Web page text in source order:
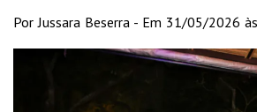
Por Jussara Beserra - Em 31/05/2026